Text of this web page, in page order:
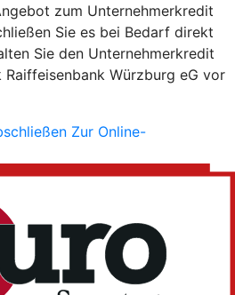
zum Unternehmerkredit
Sie es bei Bedarf direkt
Sie den Unternehmerkredit
Würzburg eG vor
Zur Online-